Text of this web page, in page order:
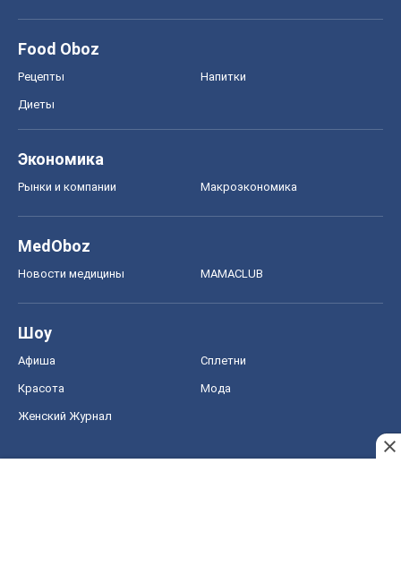
Food Oboz
Рецепты Напитки
Диеты
Экономика
Рынки и компании Mакроэкономика
MedOboz
Новости медицины MAMACLUB
Шоу
Афиша Сплетни
Красота Мода
Женский Журнал